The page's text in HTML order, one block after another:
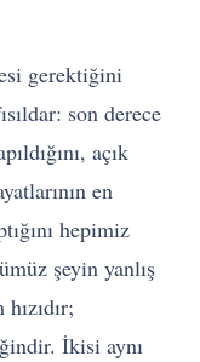
gerektiğini
son derece
açık
en
hepimiz
şeyin yanlış
İkisi aynı